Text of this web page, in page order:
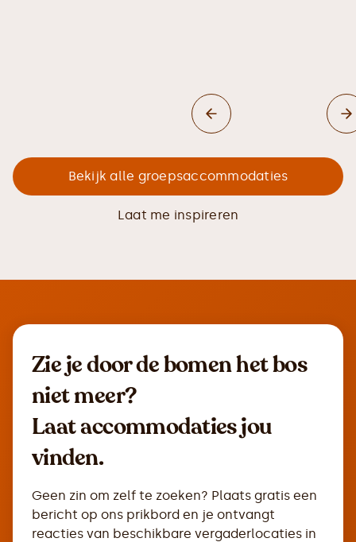
Bekijk alle groepsaccommodaties
Laat me inspireren
Zie je door de bomen het bos
niet meer?
Laat accommodaties jou
vinden.
Geen zin om zelf te zoeken? Plaats gratis een
bericht op ons prikbord en je ontvangt
reacties van beschikbare vergaderlocaties in